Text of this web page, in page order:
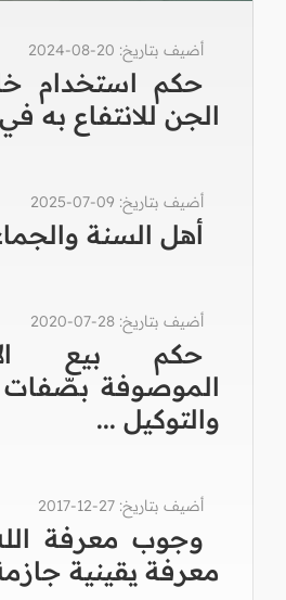
أضيف بتاريخ: 20-08-2024
حكم استخدام
الجن للانتفاع به
أضيف بتاريخ: 09-07-2025
أهل السنة
أضيف بتاريخ: 28-07-2020
حكم بيع
الموصوفة
والتوكيل ...
أضيف بتاريخ: 27-12-2017
وجوب معرفة
معرفة يقينية